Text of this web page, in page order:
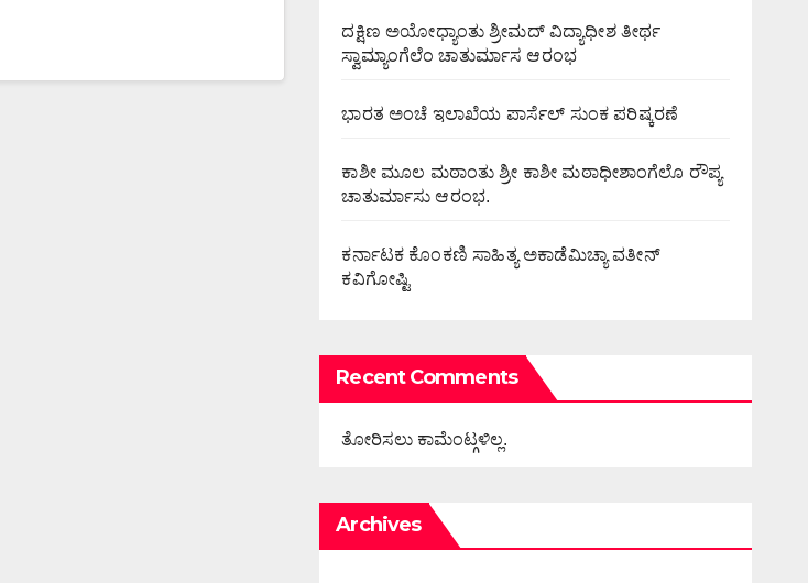
ದಕ್ಷಿಣ ಅಯೋಧ್ಯಾಂತು ಶ್ರೀಮದ್ ವಿದ್ಯಾಧೀಶ ತೀರ್ಥ
ಸ್ವಾಮ್ಯಾಂಗೆಲೆಂ ಚಾತುರ್ಮಾಸ ಆರಂಭ
ಭಾರತ ಅಂಚೆ ಇಲಾಖೆಯ ಪಾರ್ಸೆಲ್ ಸುಂಕ ಪರಿಷ್ಕರಣೆ
ಕಾಶೀ ಮೂಲ ಮಠಾಂತು ಶ್ರೀ ಕಾಶೀ ಮಠಾಧೀಶಾಂಗೆಲೊ ರೌಪ್ಯ
ಚಾತುರ್ಮಾಸು ಆರಂಭ.
ಕರ್ನಾಟಕ ಕೊಂಕಣಿ ಸಾಹಿತ್ಯ ಅಕಾಡೆಮಿಚ್ಯಾ ವತೀನ್
ಕವಿಗೋಷ್ಟಿ
Recent Comments
ತೋರಿಸಲು ಕಾಮೆಂಟ್ಗಳಿಲ್ಲ.
Archives